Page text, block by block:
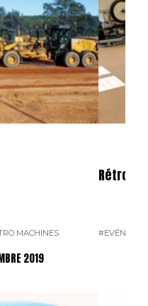
MACHINES
2019